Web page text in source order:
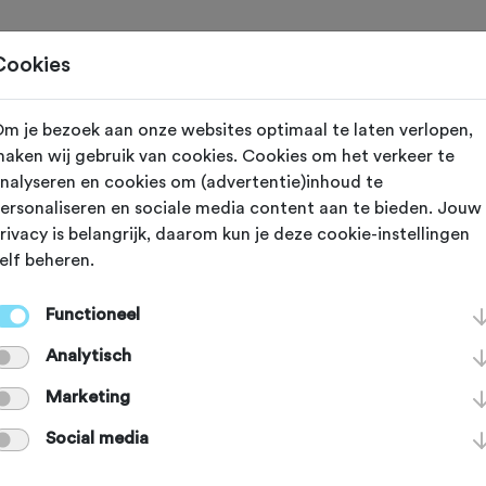
op 11 oktober 2018
Reaction
van Cube gaat al heel wat jaren
want bij het model Pro tref je
met de Reactions van de eerste
complete uitrusting zijn.
je bezoek aan onze websites optimaal te laten verlopen,
wij gebruik van cookies. Cookies om het verkeer te
en cookies om (advertentie)inhoud te
en sociale media content aan te bieden. Jouw
is belangrijk, daarom kun je deze cookie-instellingen
beheren.
Functioneel
Analytisch
Marketing
Social media